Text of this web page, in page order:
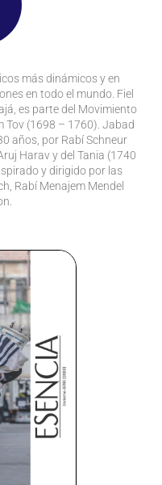
más dinámicos y en
en todo el mundo. Fiel
es parte del Movimiento
Tov (1698 – 1760). Jabad
años, por Rabí Schneur
Harav y del Tania (1740
y dirigido por las
Rabí Menajem Mendel